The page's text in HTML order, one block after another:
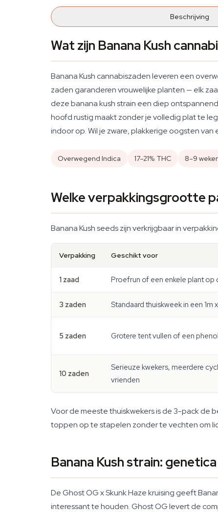
Beschrijving
Wat zijn Banana Kush
Banana Kush cannabiszaden leveren een
zaden garanderen vrouwelijke planten — elk
deze banana kush strain een diep
hoofd rustig maakt zonder je volledig plat te
indoor op. Wil je zware, plakkerige oogsten
Overwegend Indica 17–21% THC 8–9
Welke verpakkingsgrootte
Banana Kush seeds zijn verkrijgbaar in
Verpakking Geschikt voor
1 zaad Proefrun of een enkele plant op
3 zaden Standaard thuiskweek in een 1m
5 zaden Grotere tent vullen of een
10 zaden
Serieuze kwekers, meerdere
vrienden
Voor de meeste thuiskwekers is de 3-pack de
toppen op te stapelen zonder te vechten om
Banana Kush strain:
De Ghost OG x Skunk Haze kruising geeft
interessant te houden. Ghost OG levert de